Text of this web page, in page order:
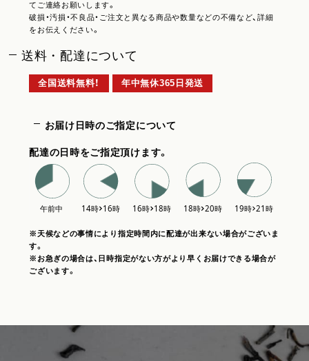
てご連絡お願いします。
破損・汚損・不良品・ご注文と異なる商品や数量などの不備など、詳細
をお伝えください。
送料・配達について
全国送料無料！ 年中無休365日発送
お届け日時のご指定について
配達の日時をご指定頂けます。
※天候などの事情により指定時間内に配達が出来ない場合がございま
す。
※お急ぎの場合は、日時指定がない方がより早くお届けできる場合が
ございます。